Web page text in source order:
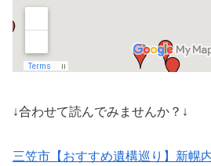
↓合わせて読んでみませんか？↓
三笠市【おすすめ遺構巡り】新幌